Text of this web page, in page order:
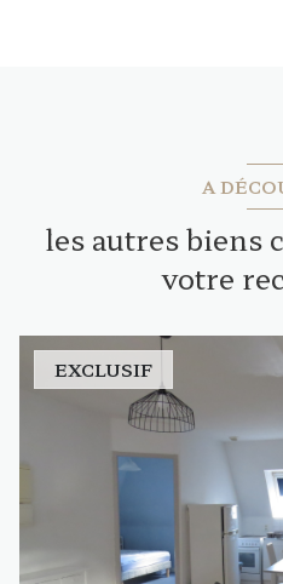
A
les autres biens
votre
EXCLUSIF